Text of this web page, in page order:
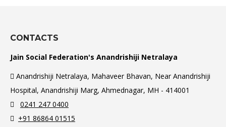
CONTACTS
Jain Social Federation's Anandrishiji Netralaya
Anandrishiji Netralaya, Mahaveer Bhavan, Near Anandrishiji
Hospital, Anandrishiji Marg, Ahmednagar, MH - 414001
0241 247 0400
+91 86864 01515